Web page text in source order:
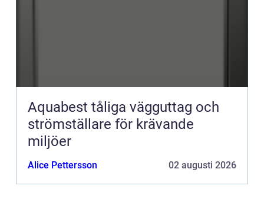
Aquabest tåliga vägguttag och
strömställare för krävande
miljöer
Alice Pettersson 02 augusti 2026